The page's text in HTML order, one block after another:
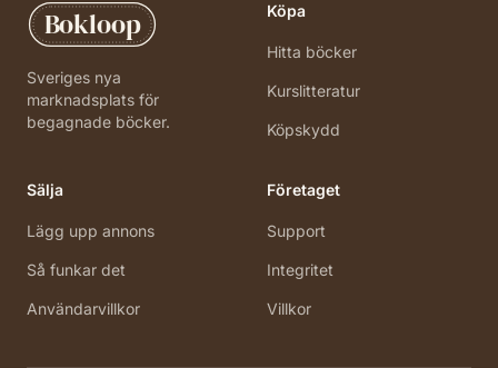
Bokloop
Sveriges nya
marknadsplats för
begagnade böcker.
Köpa
Hitta böcker
Kurslitteratur
Köpskydd
Sälja
Lägg upp annons
Så funkar det
Användarvillkor
Företaget
Support
Integritet
Villkor